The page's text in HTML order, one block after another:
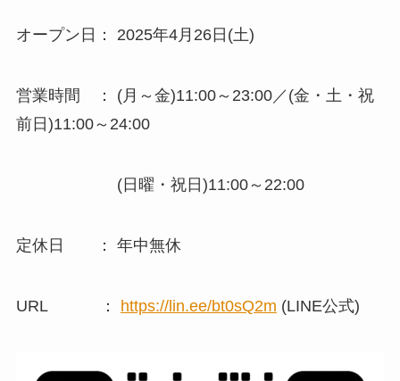
オープン日： 2025年4月26日(土)
営業時間 ： (月～金)11:00～23:00／(金・土・祝
前日)11:00～24:00
(日曜・祝日)11:00～22:00
定休日 ： 年中無休
URL ： https://lin.ee/bt0sQ2m (LINE公式)